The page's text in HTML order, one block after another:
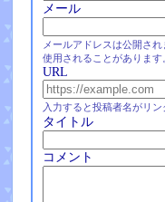
メール
メールアドレスは公開さ
使用されることがあります
URL
入力すると投稿者名がリン
タイトル
コメント